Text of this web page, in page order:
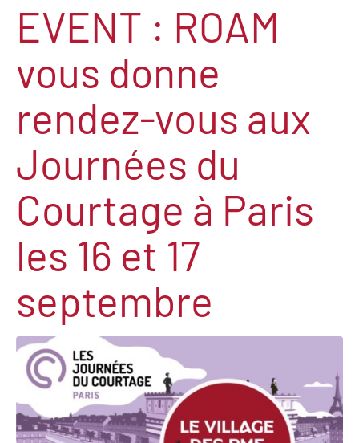
EVENT : ROAM
vous donne
rendez-vous aux
Journées du
Courtage à Paris
les 16 et 17
septembre